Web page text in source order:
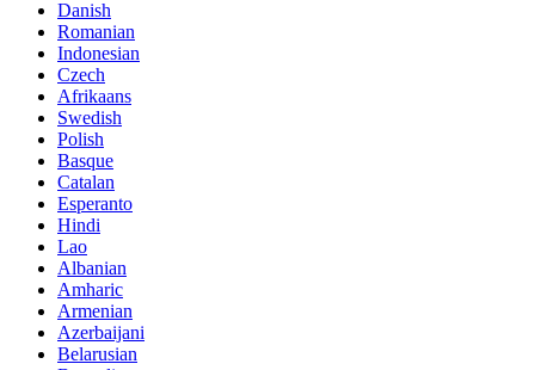
Danish
Romanian
Indonesian
Czech
Afrikaans
Swedish
Polish
Basque
Catalan
Esperanto
Hindi
Lao
Albanian
Amharic
Armenian
Azerbaijani
Belarusian